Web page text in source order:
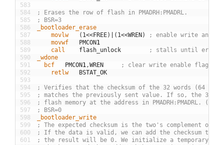
583
584
585
586
587
588
589
590
591
592
593
594
595
596
597
598
599
600
601
; Erases the row of flash in PMADRH:PMADRL.
; BSR=3
_bootloader_erase
	movlw
( 1<<FREE) ( 1<<WREN )
; enable write and
	movwf
PMCON1
	call
flash unlock
; stalls until erase
_wdone
bcf
PMCON1,WREN
; clear write enable flag
	retlw
BSTAT OK
; Verifies that the checksum of the 32 words (64
; matches the previously sent value. If so, the 32
; flash memory at the address in PMADRH:PMADRL. (set
; BSR=0
_bootloader_write
; The expected checksum is the two's complement of
; If the data is valid, we can add the checksum to
; the result will be 0. We initialize a temporary